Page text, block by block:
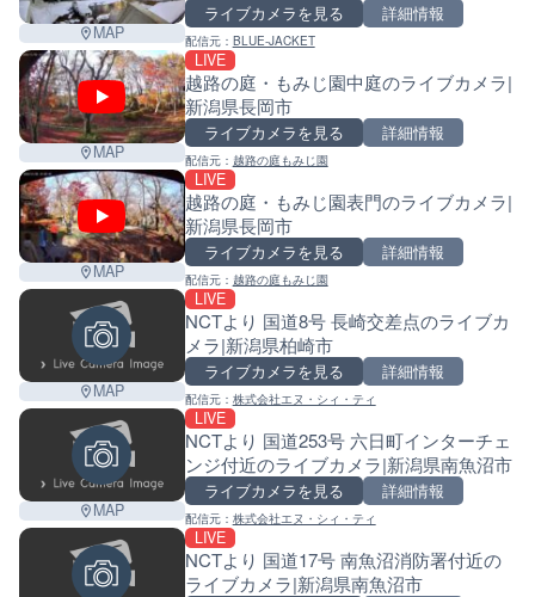
MAP
ライブカメラを見る 詳細情報
配信元： BLUE-JACKET
MAP
LIVE
越路の庭・もみじ園中庭のライブカメラ|
新潟県長岡市
ライブカメラを見る 詳細情報
配信元： 越路の庭もみじ園
MAP
LIVE
越路の庭・もみじ園表門のライブカメラ|
新潟県長岡市
ライブカメラを見る 詳細情報
配信元： 越路の庭もみじ園
MAP
LIVE
NCTより 国道8号 長崎交差点のライブカ
メラ|新潟県柏崎市
ライブカメラを見る 詳細情報
配信元： 株式会社エヌ・シィ・ティ
MAP
LIVE
NCTより 国道253号 六日町インターチェ
ンジ付近のライブカメラ|新潟県南魚沼市
ライブカメラを見る 詳細情報
配信元： 株式会社エヌ・シィ・ティ
LIVE
NCTより 国道17号 南魚沼消防署付近の
ライブカメラ|新潟県南魚沼市